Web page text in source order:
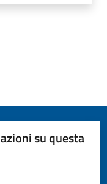
su questa